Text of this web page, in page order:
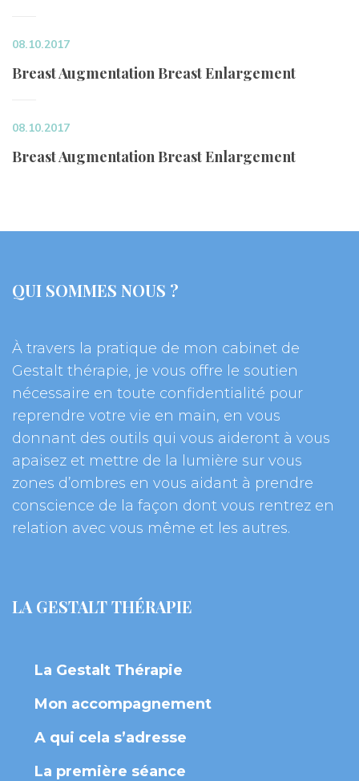
08.10.2017
Breast Augmentation Breast Enlargement
08.10.2017
Breast Augmentation Breast Enlargement
QUI SOMMES NOUS ?
À travers la pratique de mon cabinet de
Gestalt thérapie, je vous offre le soutien
nécessaire en toute confidentialité pour
reprendre votre vie en main, en vous
donnant des outils qui vous aideront à vous
apaisez et mettre de la lumière sur vous
zones d’ombres en vous aidant à prendre
conscience de la façon dont vous rentrez en
relation avec vous même et les autres.
LA GESTALT THÉRAPIE
La Gestalt Thérapie
Mon accompagnement
A qui cela s’adresse
La première séance